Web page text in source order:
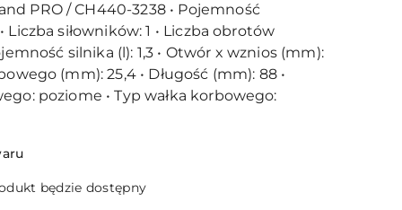
PRO / CH440-3238 • Pojemność
Liczba siłowników: 1 • Liczba obrotów
silnika (l): 1,3 • Otwór x wznios (mm):
(mm): 25,4 • Długość (mm): 88 •
poziome • Typ wałka korbowego:
będzie dostępny